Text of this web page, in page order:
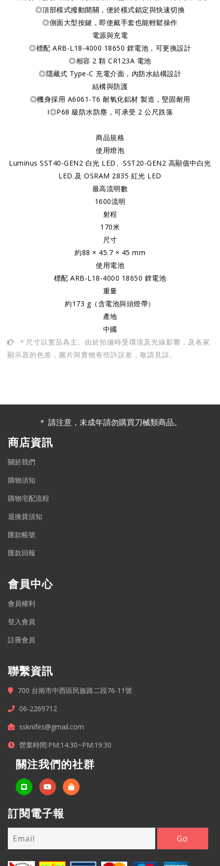
◎頂部模式撥動開關，便於模式鎖定與快速切換
◎側面大型按鍵，即使戴手套也能輕鬆操作
電源與充電
◎標配 ARB-L18-4000 18650 鋰電池，可更換設計
◎相容 2 顆 CR123A 電池
◎隱藏式 Type-C 充電介面，內防水結構設計
結構與防護
◎機身採用 A6061-T6 耐氧化鋁材 製造，堅固耐用
I◎P68 級防水防塵，可承受 2 公尺跌落
商品規格
使用燈泡
Luminus SST40-GEN2 白光 LED、SST20-GEN2 高顯值中白光
LED 及 OSRAM 2835 紅光 LED
最高流明數
1600流明
射程
170米
尺寸
約88 × 45.7 × 45 mm
使用電池
標配 ARB-L18-4000 18650 鋰電池
重量
約173 g（含電池與頭燈帶）
產地
中國
＊尺寸以實品為主。由於拍攝時受環境及光線影響，及各家
顯示器的色差，圖片與實物有些許誤差，敬請見諒。
＊ 請注意，未成年請勿購買刀械類商品。
商店資訊
關於我們
購物須知
購物宅配流程
退換貨須知
匯款帳號
匯款回報
會員中心
會員權利
登入會員
註冊會員
聯繫資訊
700 台南市中西區民族路二段76-11號
06-2269712
ssknifes@gmail.com
營業時間:PM:14:30~PM:19:30
關注我們的社群
訂閱電子報